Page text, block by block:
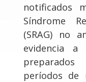
notificados
Síndrome
(SRAG) no
evidencia a
períodos de